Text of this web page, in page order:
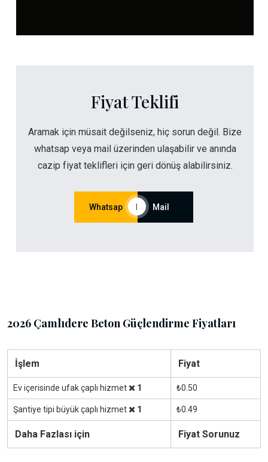
Fiyat Teklifi
Aramak için müsait değilseniz, hiç sorun değil. Bize
whatsap veya mail üzerinden ulaşabilir ve anında
cazip fiyat teklifleri için geri dönüş alabilirsiniz.
Whatsap Mail
2026 Çamlıdere Beton Güçlendirme Fiyatları
İşlem Fiyat
Ev içerisinde ufak çaplı hizmet 1 ₺0.50
Şantiye tipi büyük çaplı hizmet 1 ₺0.49
Daha Fazlası için Fiyat Sorunuz